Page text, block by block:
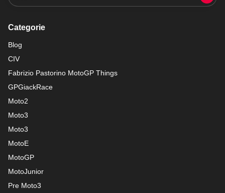
Categorie
Blog
CIV
Fabrizio Pastorino MotoGP Things
GPGiackRace
Moto2
Moto3
Moto3
MotoE
MotoGP
MotoJunior
Pre Moto3